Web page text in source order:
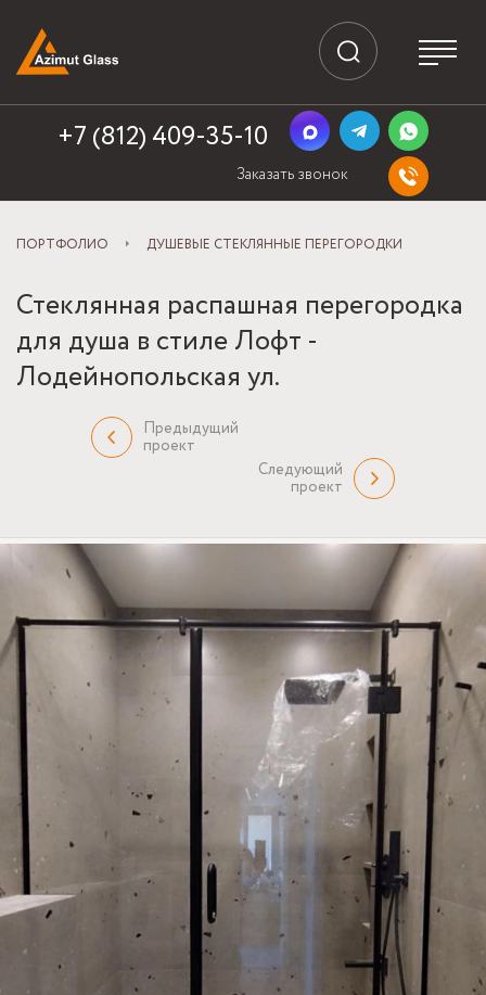
+7 (812) 409-35-10
Заказать звонок
ПОРТФОЛИО ДУШЕВЫЕ СТЕКЛЯННЫЕ ПЕРЕГОРОДКИ
Стеклянная распашная перегородка
для душа в стиле Лофт -
Лодейнопольская ул.
Предыдущий
проект
Следующий
проект